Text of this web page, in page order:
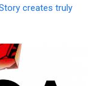
creates truly